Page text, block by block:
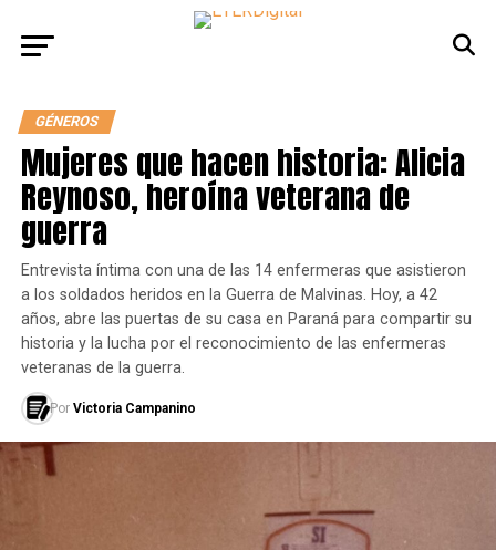
GÉNEROS
Mujeres que hacen historia: Alicia
Reynoso, heroína veterana de
guerra
Entrevista íntima con una de las 14 enfermeras que asistieron
a los soldados heridos en la Guerra de Malvinas. Hoy, a 42
años, abre las puertas de su casa en Paraná para compartir su
historia y la lucha por el reconocimiento de las enfermeras
veteranas de la guerra.
Por Victoria Campanino